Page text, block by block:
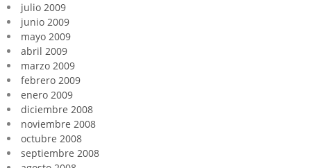
julio 2009
junio 2009
mayo 2009
abril 2009
marzo 2009
febrero 2009
enero 2009
diciembre 2008
noviembre 2008
octubre 2008
septiembre 2008